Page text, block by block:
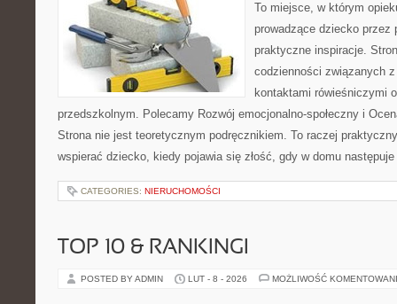
To miejsce, w którym
prowadzące dziecko przez
praktyczne inspiracje.
codzienności związanych
kontaktami rówieśniczymi
przedszkolnym. Polecamy Rozwój emocjonalno-społeczny i
Strona nie jest teoretycznym podręcznikiem. To raczej
wspierać dziecko, kiedy pojawia się złość, gdy w domu
CATEGORIES: NIERUCHOMOŚCI
TOP 10 & RANKINGI
POSTED BY ADMIN LUT - 8 - 2026 MOŻLIWOŚĆ